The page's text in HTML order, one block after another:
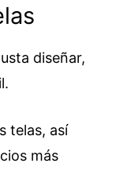
diseñar,
telas, así
más